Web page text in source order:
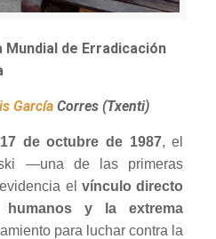
de Erradicación
GarcíaCorres (Txenti)
de octubre de 1987, el
—una de las primeras
el vínculo directo
y la extrema
para luchar contra la